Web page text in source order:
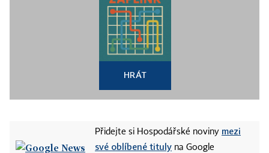
HRÁT
Přidejte si Hospodářské noviny mezi
své oblíbené tituly na Google